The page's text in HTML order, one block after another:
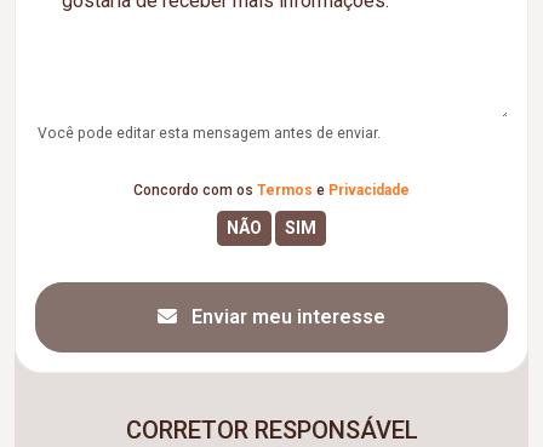
Você pode editar esta mensagem antes de enviar.
Concordo com os Termos e Privacidade
Enviar meu interesse
CORRETOR RESPONSÁVEL